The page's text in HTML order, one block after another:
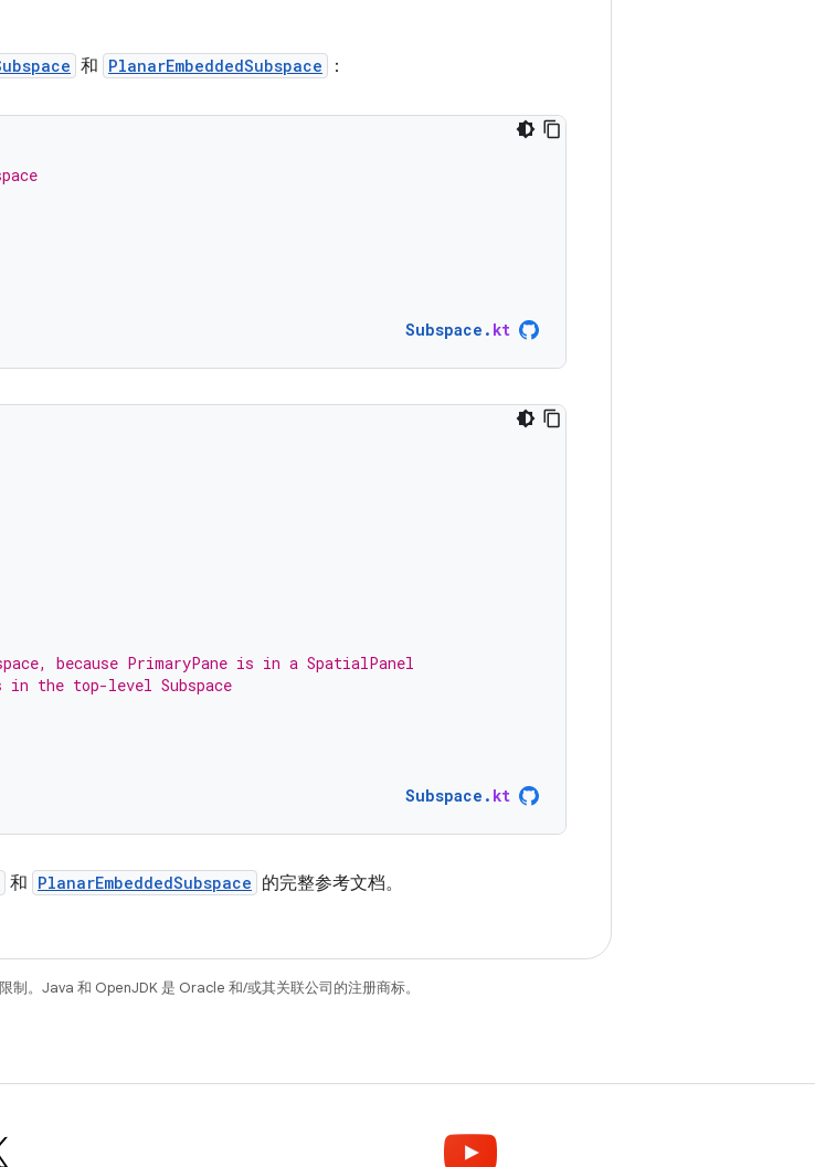
和 PlanarEmbeddedSubspace ：
Subspace . kt
because PrimaryPane is in a SpatialPanel
the top-level Subspace
Subspace . kt
和 PlanarEmbeddedSubspace 的完整参考文档。
制。Java 和 OpenJDK 是 Oracle 和/或其关联公司的注册商标。